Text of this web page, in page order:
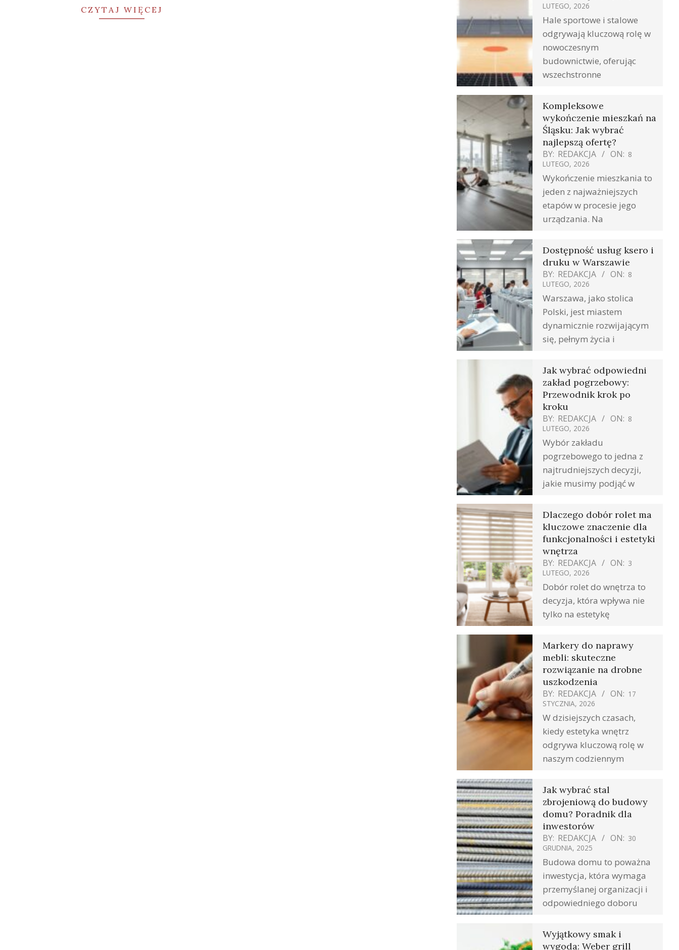
CZYTAJ WIĘCEJ
LUTEGO, 2026
Hale sportowe i stalowe
odgrywają kluczową rolę w
nowoczesnym
budownictwie, oferując
wszechstronne
Kompleksowe
wykończenie mieszkań na
Śląsku: Jak wybrać
najlepszą ofertę?
BY: REDAKCJA ON: 8
LUTEGO, 2026
Wykończenie mieszkania to
jeden z najważniejszych
etapów w procesie jego
urządzania. Na
Dostępność usług ksero i
druku w Warszawie
BY: REDAKCJA ON: 8
LUTEGO, 2026
Warszawa, jako stolica
Polski, jest miastem
dynamicznie rozwijającym
się, pełnym życia i
Jak wybrać odpowiedni
zakład pogrzebowy:
Przewodnik krok po
kroku
BY: REDAKCJA ON: 8
LUTEGO, 2026
Wybór zakładu
pogrzebowego to jedna z
najtrudniejszych decyzji,
jakie musimy podjąć w
Dlaczego dobór rolet ma
kluczowe znaczenie dla
funkcjonalności i estetyki
wnętrza
BY: REDAKCJA ON: 3
LUTEGO, 2026
Dobór rolet do wnętrza to
decyzja, która wpływa nie
tylko na estetykę
Markery do naprawy
mebli: skuteczne
rozwiązanie na drobne
uszkodzenia
BY: REDAKCJA ON: 17
STYCZNIA, 2026
W dzisiejszych czasach,
kiedy estetyka wnętrz
odgrywa kluczową rolę w
naszym codziennym
Jak wybrać stal
zbrojeniową do budowy
domu? Poradnik dla
inwestorów
BY: REDAKCJA ON: 30
GRUDNIA, 2025
Budowa domu to poważna
inwestycja, która wymaga
przemyślanej organizacji i
odpowiedniego doboru
Wyjątkowy smak i
wygoda: Weber grill